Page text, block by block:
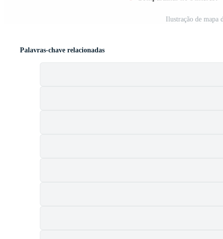
Ilustração de mapa
Palavras-chave relacionadas